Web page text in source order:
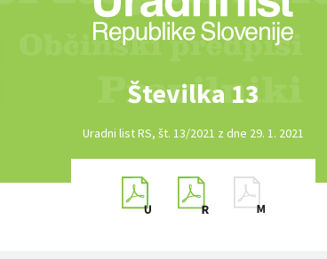
Številka 13
Uradni list RS, št. 13/2021 z dne 29. 1. 2021